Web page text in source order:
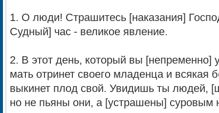
1. О люди! Страшитесь [наказания]
Судный] час - великое явление.
2. В этот день, который вы [непременно]
мать отринет своего младенца и всякая
выкинет плод свой. Увидишь ты людей,
но не пьяны они, а [устрашены] суровым